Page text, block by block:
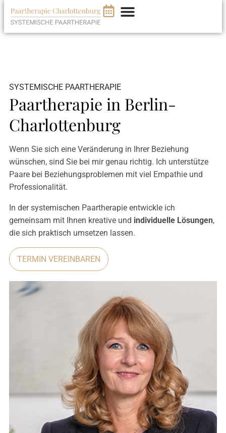
info@loesungsimpulse.de
SYSTEMISCHE PAARTHERAPIE
Paartherapie in Berlin-
Charlottenburg
Wenn Sie sich eine Veränderung in Ihrer Beziehung
wünschen, sind Sie bei mir genau richtig. Ich unterstütze
Paare bei Beziehungsproblemen mit viel Empathie und
Professionalität.
In der systemischen Paartherapie entwickle ich
gemeinsam mit Ihnen kreative und individuelle Lösungen,
die sich praktisch umsetzen lassen.
TERMIN VEREINBAREN